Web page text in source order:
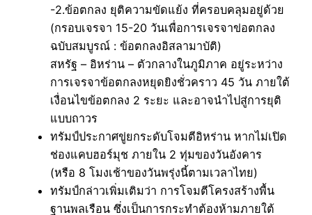
-2.ข้อตกลง ยุติความขัดแย้ง ที่ครอบคลุมอยู่ด้วย
(กรอบเจรจา 15-20 วันเพื่อการเจรจาข่อตกลง
ฉบับสมบูรณ์ : ข้อตกลงอิสลามาบัติ)
สหรัฐ – อิหร่าน – ตัวกลางในภูมิภาค อยู่ระหว่าง
การเจรจาข้อตกลงหยุดยิงชั่วคราว 45 วัน ภายใต้
เงื่อนไขข้อตกลง 2 ระยะ และอาจนำไปสู่การยุติ
แบบถาวร
ทรัมป์ประกาศขู่ยกระดับโจมตีอิหร่าน หากไม่เปิด
ช่องแคบฮอร์มุช ภายใน 2 ทุ่มของวันอังคาร
(หรือ 8 โมงเช้าของวันพรุ่งนี้ตามเวลาไทย)
ทรัมป์กล่าวเพิ่มเติมว่า การโจมตีโครงสร้างพื้น
ฐานพลเรือน ซึ่งเป็นการกระทำต้องห้ามภายใต้